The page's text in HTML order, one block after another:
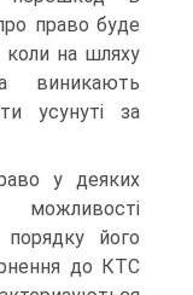
право буде
на шляху
виникають
усунуті за
у деяких
порядку його
до КТС